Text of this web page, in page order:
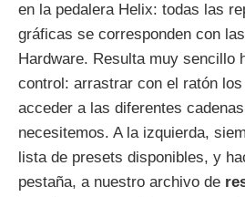
en la pedalera Helix: todas las
gráficas se corresponden con
Hardware. Resulta muy sencillo
control: arrastrar con el ratón
acceder a las diferentes
necesitemos. A la izquierda,
lista de presets disponibles, y
pestaña, a nuestro archivo de